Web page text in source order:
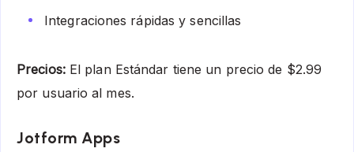
Integraciones rápidas y sencillas
Precios:El plan Estándar tiene un precio de $2.99
por usuario al mes.
Jotform Apps